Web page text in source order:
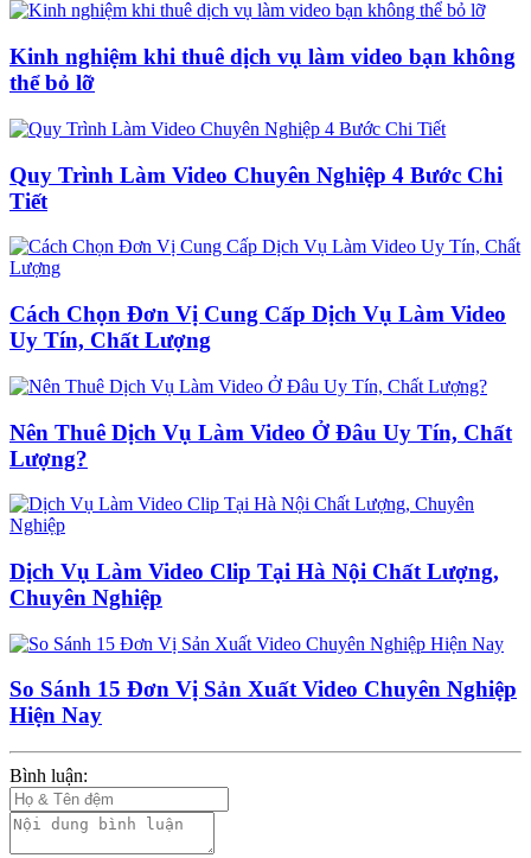
Kinh nghiệm khi thuê dịch vụ làm video bạn không
thể bỏ lỡ
Quy Trình Làm Video Chuyên Nghiệp 4 Bước Chi
Tiết
Cách Chọn Đơn Vị Cung Cấp Dịch Vụ Làm Video
Uy Tín, Chất Lượng
Nên Thuê Dịch Vụ Làm Video Ở Đâu Uy Tín, Chất
Lượng?
Dịch Vụ Làm Video Clip Tại Hà Nội Chất Lượng,
Chuyên Nghiệp
So Sánh 15 Đơn Vị Sản Xuất Video Chuyên Nghiệp
Hiện Nay
Bình luận: